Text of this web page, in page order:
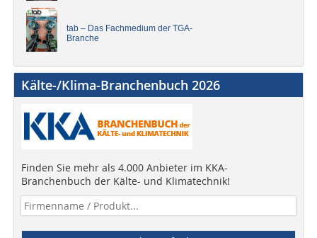
tab – Das Fachmedium der TGA-
Branche
Kälte-/Klima-Branchenbuch 2026
Finden Sie mehr als 4.000 Anbieter im KKA-
Branchenbuch der Kälte- und Klimatechnik!